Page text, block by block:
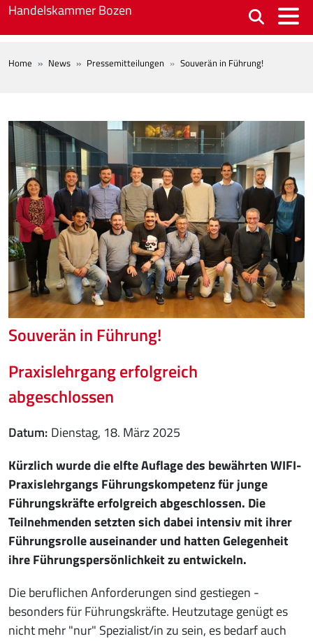
Skip to main content
Handelskammer Bozen
BREADCRUMB
Home News Pressemitteilungen Souverän in Führung!
Souverän in Führung!
Praxislehrgang erfolgreich
abgeschlossen
Datum Dienstag, 18. März 2025
Kürzlich wurde die elfte Auflage des bewährten WIFI-
Praxislehrgangs Führungskompetenz für junge
Führungskräfte erfolgreich abgeschlossen. Die
Teilnehmenden setzten sich dabei intensiv mit ihrer
Führungsrolle auseinander und hatten Gelegenheit
ihre Führungspersönlichkeit zu entwickeln.
Die beruflichen Anforderungen sind gestiegen -
besonders für Führungskräfte. Heutzutage genügt es
nicht mehr "nur" Spezialist/in zu sein, es bedarf auch